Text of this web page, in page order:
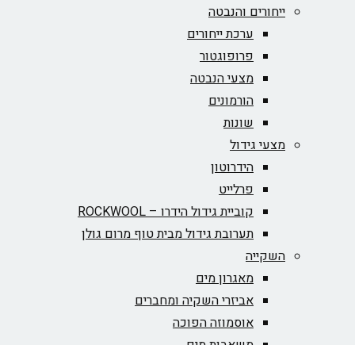
ייחורים והנבטה
ערכת ייחורים
פרופוגטור
מצעי הנבטה
הורמונים
שונות
מצעי גידול
הידרוטון
פרלייט
קוביית גידול הידרו – ROCKWOOL‏
תערובת גידול מבית טוף מרום גולן
השקייה
מאגרון מים
אביזרי השקיה ומחברים
אוסמוזה הפוכה